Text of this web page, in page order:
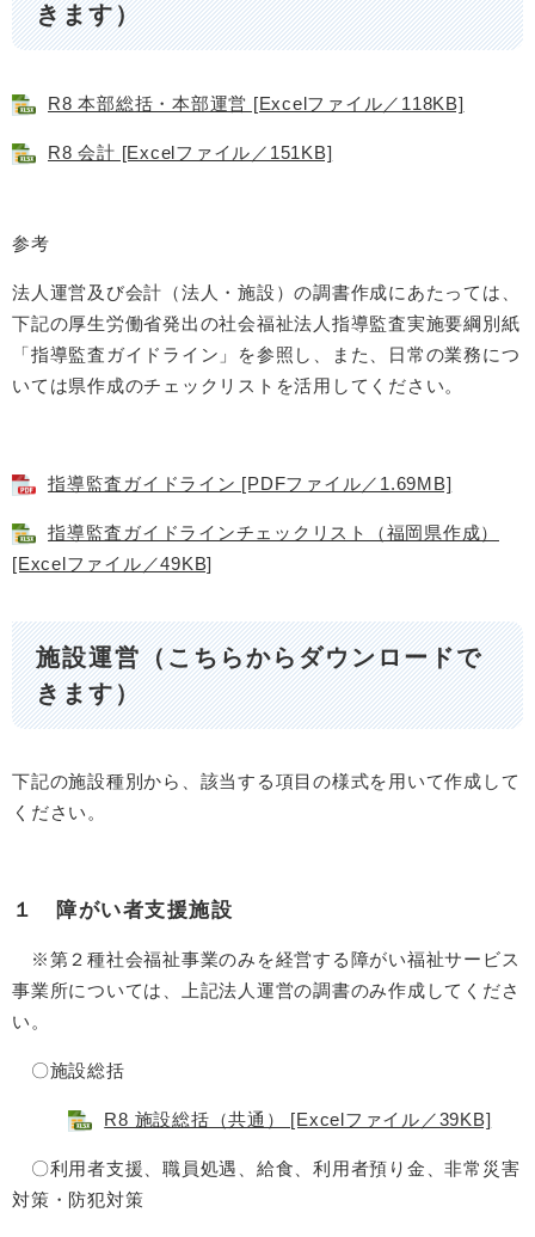
きます）
R8 本部総括・本部運営 [Excelファイル／118KB]
R8 会計 [Excelファイル／151KB]
参考
法人運営及び会計（法人・施設）の調書作成にあたっては、
下記の厚生労働省発出の社会福祉法人指導監査実施要綱別紙
「指導監査ガイドライン」を参照し、また、日常の業務につ
いては県作成のチェックリストを活用してください。
指導監査ガイドライン [PDFファイル／1.69MB]
指導監査ガイドラインチェックリスト（福岡県作成）
[Excelファイル／49KB]
施設運営（こちらからダウンロードで
きます）
下記の施設種別から、該当する項目の様式を用いて作成して
ください。
１ 障がい者支援施設
※第２種社会福祉事業のみを経営する障がい福祉サービス
事業所については、上記法人運営の調書のみ作成してくださ
い。
〇施設総括
R8 施設総括（共通） [Excelファイル／39KB]
〇利用者支援、職員処遇、給食、利用者預り金、非常災害
対策・防犯対策